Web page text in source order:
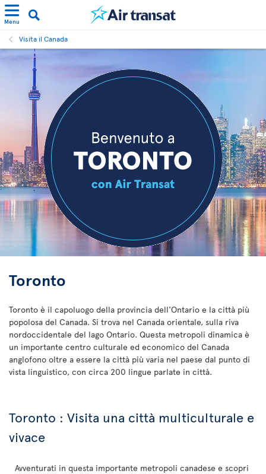
Menu
Visita il Canada
Toronto
Toronto è il capoluogo della provincia dell'Ontario e la città più
popolosa del Canada. Si trova nel Canada orientale, sulla riva
nordoccidentale del lago Ontario. Questa metropoli dinamica è
un importante centro culturale ed economico del Canada
anglofono oltre a essere la città più varia nel paese dal punto di
vista linguistico, con circa 200 lingue parlate in città.
Toronto : Visita una città multiculturale e
vivace
Avventurati in questa importante metropoli canadese e scopri